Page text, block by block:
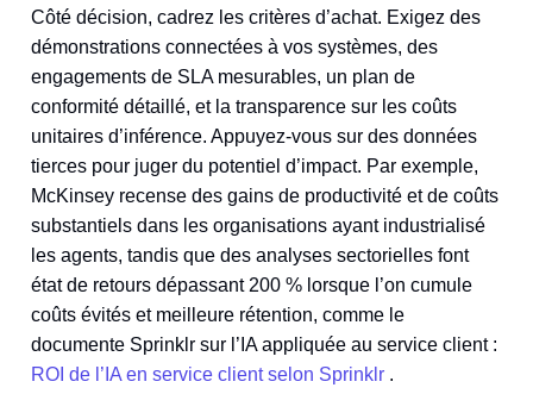
Côté décision, cadrez les critères d’achat. Exigez des
démonstrations connectées à vos systèmes, des
engagements de SLA mesurables, un plan de
conformité détaillé, et la transparence sur les coûts
unitaires d’inférence. Appuyez‑vous sur des données
tierces pour juger du potentiel d’impact. Par exemple,
McKinsey recense des gains de productivité et de coûts
substantiels dans les organisations ayant industrialisé
les agents, tandis que des analyses sectorielles font
état de retours dépassant 200 % lorsque l’on cumule
coûts évités et meilleure rétention, comme le
documente Sprinklr sur l’IA appliquée au service client :
ROI de l’IA en service client selon Sprinklr .